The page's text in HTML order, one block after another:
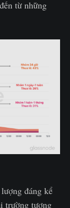
từ những
đáng kể
trường tương